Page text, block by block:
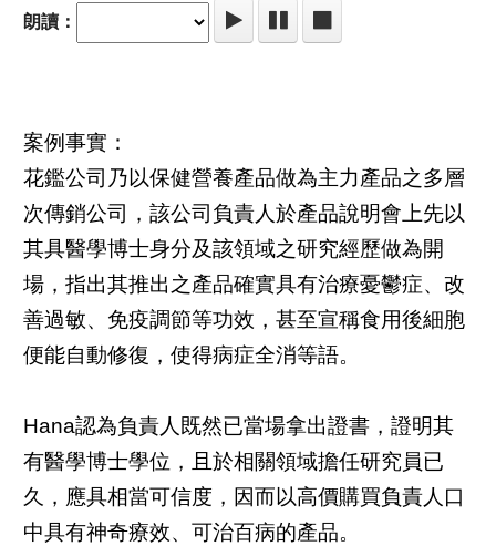
朗讀：
案例事實：
花鑑公司乃以保健營養產品做為主力產品之多層
次傳銷公司，該公司負責人於產品說明會上先以
其具醫學博士身分及該領域之研究經歷做為開
場，指出其推出之產品確實具有治療憂鬱症、改
善過敏、免疫調節等功效，甚至宣稱食用後細胞
便能自動修復，使得病症全消等語。
Hana認為負責人既然已當場拿出證書，證明其
有醫學博士學位，且於相關領域擔任研究員已
久，應具相當可信度，因而以高價購買負責人口
中具有神奇療效、可治百病的產品。